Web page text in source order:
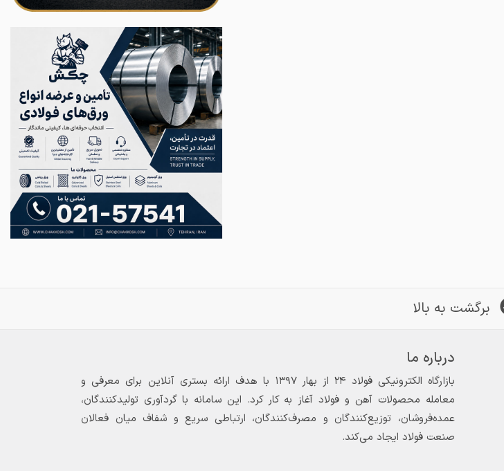
برگشت به بالا
درباره ما
بازارگاه الکترونیکی فولاد ۲۴ از بهار ۱۳۹۷ با هدف ارائه بستری آنلاین برای معرفی و
معامله محصولات آهن و فولاد آغاز به کار کرد. این سامانه با گردآوری تولیدکنندگان،
عمده‌فروشان، توزیع‌کنندگان و مصرف‌کنندگان، ارتباطی سریع و شفاف میان فعالان
صنعت فولاد ایجاد می‌کند.